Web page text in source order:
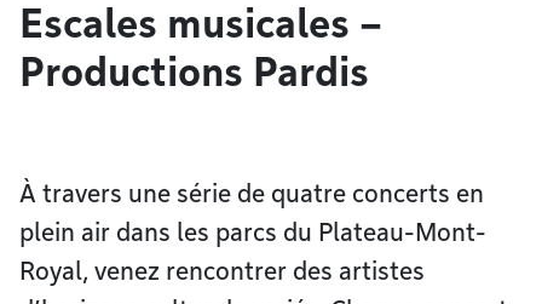
Escales musicales –
Productions Pardis
À travers une série de quatre concerts en
plein air dans les parcs du Plateau-Mont-
Royal, venez rencontrer des artistes